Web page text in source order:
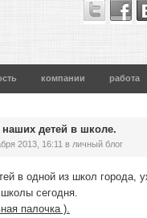
компании работа
детей в школе.
2013, 16:11 в личный блог
в одной из школ города,
сегодня.
палочка ).